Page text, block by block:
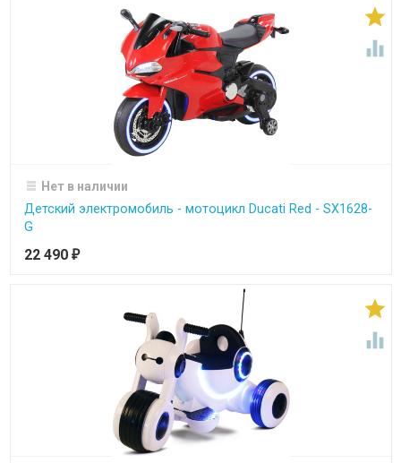


Нет в наличии
Детский электромобиль - мотоцикл Ducati Red - SX1628-
G
22 490 ₽

